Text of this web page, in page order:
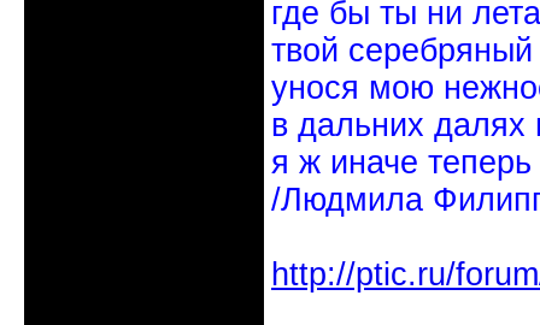
где бы ты ни
твой
унося мою
в дальних
я ж иначе
/Людмила
http://ptic.ru/